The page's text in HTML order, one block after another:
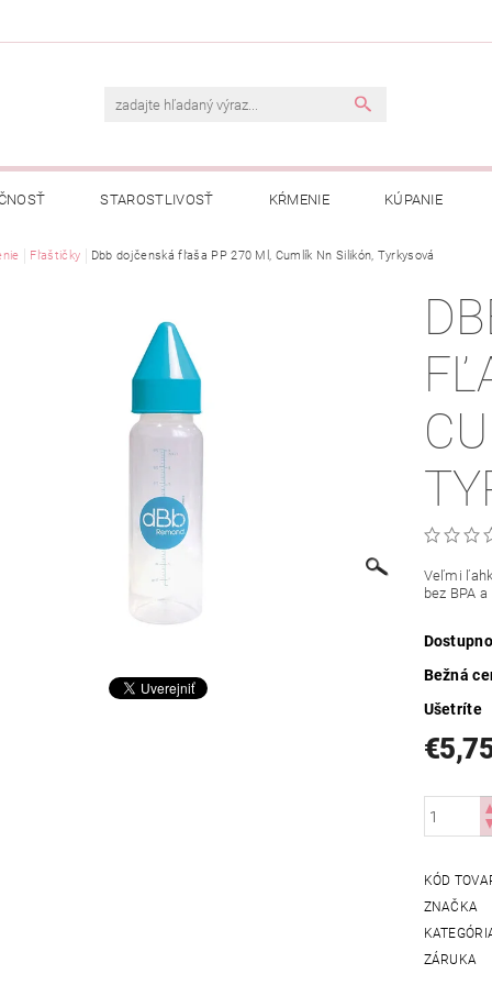
STAROSTLIVOSŤ KŔMENIE KÚPANIE
OBCHODNÉ PODMIENKY OCHRANA OSOBNÝCH ÚDAJOV
Fľaštičky Dbb dojčenská fľaša PP 270 Ml, Cumlík Nn Silikón, Tyrkysová
Veľmi
bez BPA
Bežná
Ušetríte
KÓD
ZNAČKA
ZÁRUKA